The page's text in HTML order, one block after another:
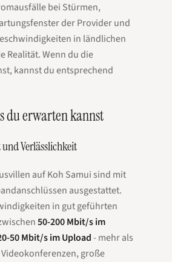
bei Stürmen,
der Provider und
in ländlichen
Realität. Wenn du die
kannst du entsprechend
du erwarten kannst
Verlässlichkeit
auf Koh Samui sind mit
ausgestattet.
in gut geführten
50-200 Mbit/s im
50 Mbit/s im Upload- mehr als
große